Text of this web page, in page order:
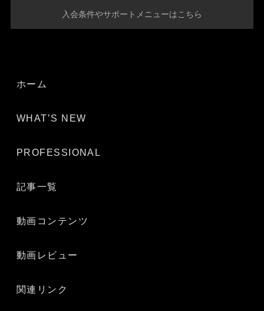
入会条件やサポートメニューはこちら
ホーム
WHAT’S NEW
PROFESSIONAL
記事一覧
動画コンテンツ
動画レビュー
関連リンク